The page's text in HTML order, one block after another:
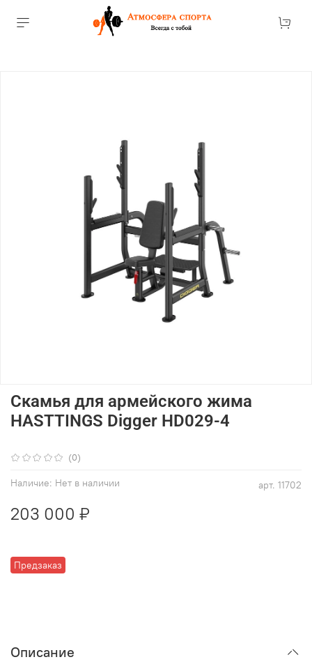
(0)
арт. 11702
Наличие: Нет в наличии
Предзаказ
Скамья для армейского жима
HASTTINGS Digger HD029-4
203 000 ₽
Описание